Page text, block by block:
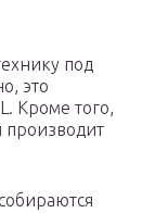
под
это
Кроме того,
производит